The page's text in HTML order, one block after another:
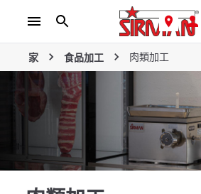
家 食品加工 肉類加工